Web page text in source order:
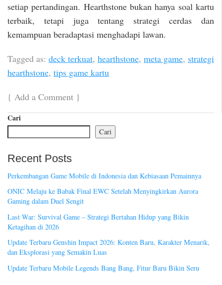
setiap pertandingan. Hearthstone bukan hanya soal kartu
terbaik, tetapi juga tentang strategi cerdas dan
kemampuan beradaptasi menghadapi lawan.
Tagged as: deck terkuat, hearthstone, meta game, strategi
hearthstone, tips game kartu
{ Add a Comment }
Cari
Cari
Recent Posts
Perkembangan Game Mobile di Indonesia dan Kebiasaan Pemainnya
ONIC Melaju ke Babak Final EWC Setelah Menyingkirkan Aurora
Gaming dalam Duel Sengit
Last War: Survival Game – Strategi Bertahan Hidup yang Bikin
Ketagihan di 2026
Update Terbaru Genshin Impact 2026: Konten Baru, Karakter Menarik,
dan Eksplorasi yang Semakin Luas
Update Terbaru Mobile Legends Bang Bang, Fitur Baru Bikin Seru